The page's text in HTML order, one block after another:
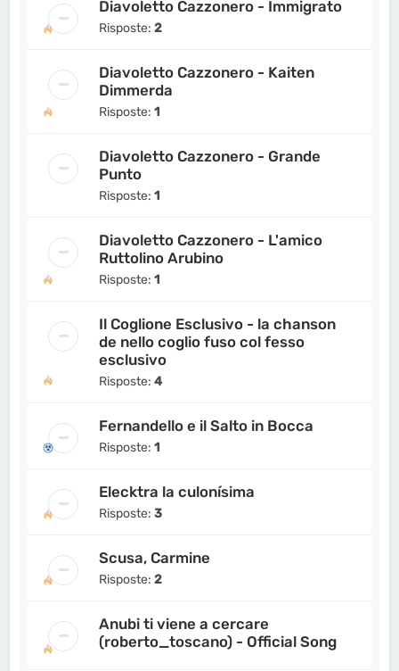
Diavoletto Cazzonero - Immigrato
Risposte:2
Diavoletto Cazzonero - Kaiten
Dimmerda
Risposte:1
Diavoletto Cazzonero - Grande
Punto
Risposte:1
Diavoletto Cazzonero - L'amico
Ruttolino Arubino
Risposte:1
Il Coglione Esclusivo - la chanson
de nello coglio fuso col fesso
esclusivo
Risposte:4
Fernandello e il Salto in Bocca
Risposte:1
Elecktra la culonísima
Risposte:3
Scusa, Carmine
Risposte:2
Anubi ti viene a cercare
(roberto_toscano) - Official Song